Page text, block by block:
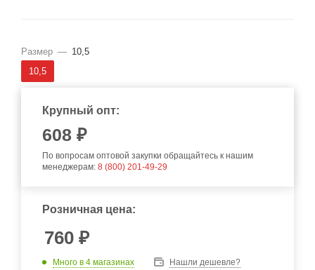
Размер — 10,5
10,5
Крупный опт:
608 ₽
По вопросам оптовой закупки обращайтесь к нашим
менеджерам: 8 (800) 201-49-29
Розничная цена:
760 ₽
Много в 4 магазинах Нашли дешевле?